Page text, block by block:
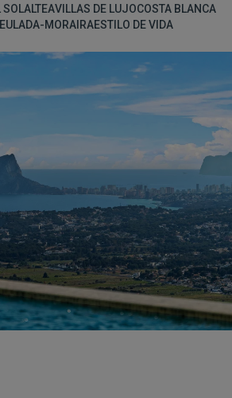
SOLALTEAVILLAS DE LUJOCOSTA BLANCA
MORAIRAESTILO DE VIDA